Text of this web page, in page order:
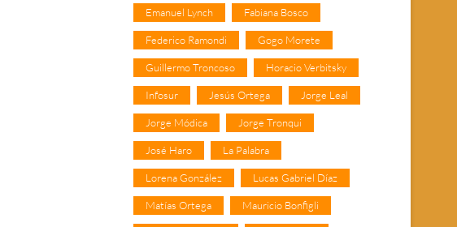
Emanuel Lynch Fabiana Bosco
Federico Ramondi Gogo Morete
Guillermo Troncoso Horacio Verbitsky
Infosur Jesús Ortega Jorge Leal
Jorge Módica Jorge Tronqui
José Haro La Palabra
Lorena González Lucas Gabriel Díaz
Matías Ortega Mauricio Bonfigli